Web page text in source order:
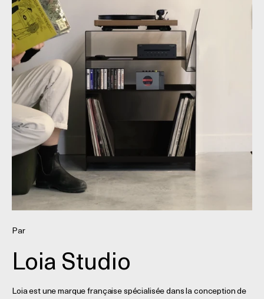
Par
Loia Studio
Loia est une marque française spécialisée dans la conception de